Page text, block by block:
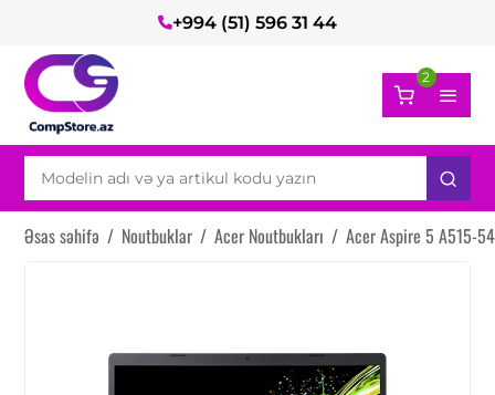
+994 (51) 596 31 44
2
Əsas səhifə / Noutbuklar / Acer Noutbukları / Acer Aspire 5 A515-